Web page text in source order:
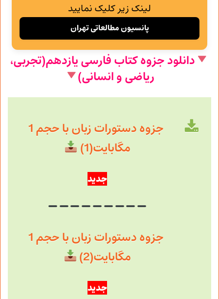
لینک زیر کلیک نمایید
پانسیون مطالعاتی تهران
دانلود جزوه کتاب فارسی یازدهم(تجربی،
ریاضی و انسانی)
جزوه دستورات زبان با حجم 1
مگابایت(1)
جدید
جزوه دستورات زبان با حجم 1
مگابایت(2)
جدید